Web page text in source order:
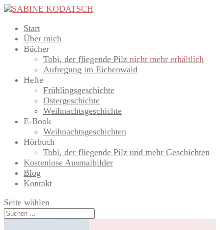
Start
Über mich
Bücher
Tobi, der fliegende Pilz nicht mehr erhältlich
Aufregung im Eichenwald
Hefte
Frühlingsgeschichte
Ostergeschichte
Weihnachtsgeschichte
E-Book
Weihnachtsgeschichten
Hörbuch
Tobi, der fliegende Pilz und mehr Geschichten
Kostenlose Ausmalbilder
Blog
Kontakt
Seite wählen